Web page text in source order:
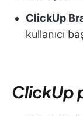
ClickUp
kullanıcı
ClickUp